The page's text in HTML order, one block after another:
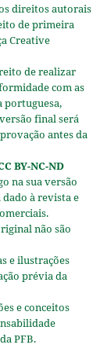
direitos autorais
de primeira
Creative
de realizar
com as
portuguesa,
final será
antes da
BY-NC-ND
na sua versão
à revista e
não são
e ilustrações
prévia da
e conceitos
PFB.